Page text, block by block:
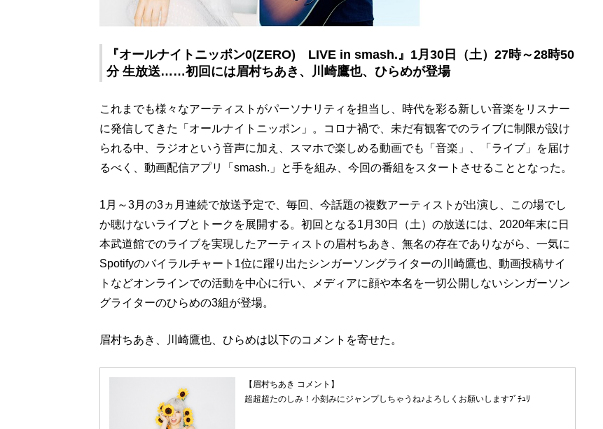
『オールナイトニッポン0(ZERO) LIVE in smash.』1月30日（土）27時～28時50
分 生放送……初回には眉村ちあき、川崎鷹也、ひらめが登場
これまでも様々なアーティストがパーソナリティを担当し、時代を彩る新しい音楽をリスナー
に発信してきた「オールナイトニッポン」。コロナ禍で、未だ有観客でのライブに制限が設け
られる中、ラジオという音声に加え、スマホで楽しめる動画でも「音楽」、「ライブ」を届け
るべく、動画配信アプリ「smash.」と手を組み、今回の番組をスタートさせることとなった。
1月～3月の3ヵ月連続で放送予定で、毎回、今話題の複数アーティストが出演し、この場でし
か聴けないライブとトークを展開する。初回となる1月30日（土）の放送には、2020年末に日
本武道館でのライブを実現したアーティストの眉村ちあき、無名の存在でありながら、一気に
Spotifyのバイラルチャート1位に躍り出たシンガーソングライターの川崎鷹也、動画投稿サイ
トなどオンラインでの活動を中心に行い、メディアに顔や本名を一切公開しないシンガーソン
グライターのひらめの3組が登場。
眉村ちあき、川崎鷹也、ひらめは以下のコメントを寄せた。
【眉村ちあき コメント】
超超超たのしみ！小刻みにジャンプしちゃうね♪よろしくお願いしますﾌﾞﾁｭﾘ